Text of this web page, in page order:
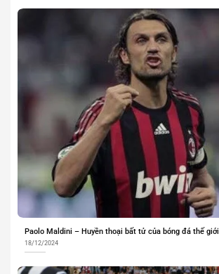
Paolo Maldini – Huyền thoại bất tử của bóng đá thế giới
18/12/2024